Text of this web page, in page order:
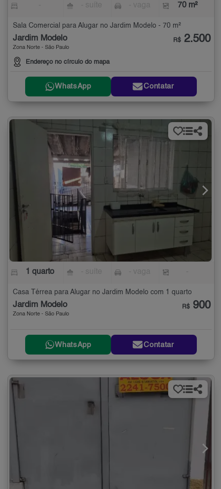
70 m²
Sala Comercial para Alugar no Jardim Modelo - 70 m²
Jardim Modelo
Zona Norte - São Paulo
Endereço no círculo do mapa
R$ 2.500
WhatsApp Contatar
1 quarto
Casa Térrea para Alugar no Jardim Modelo com 1 quarto
Jardim Modelo
Zona Norte - São Paulo
R$ 900
WhatsApp Contatar